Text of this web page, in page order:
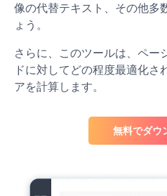
像の代替テキスト、その他多
ょう。
さらに、このツールは、ペー
ドに対してどの程度最適化さ
アを計算します。
無料でダウ